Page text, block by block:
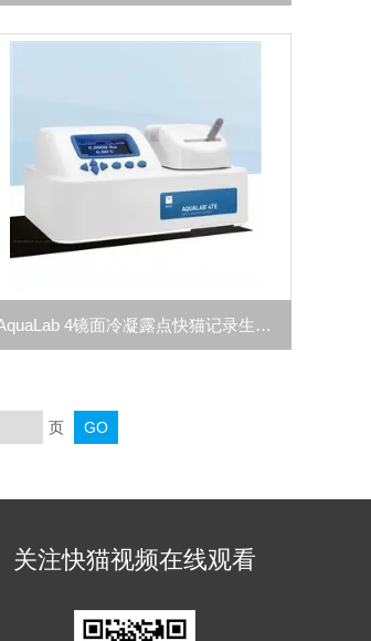
AquaLab 4镜面冷凝露点快猫记录生活记录你活度仪
页
关注快猫视频在线观看